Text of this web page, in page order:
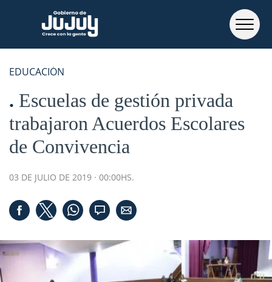
EDUCACIÓN
Escuelas de gestión privada
trabajaron Acuerdos Escolares
de Convivencia
03 DE JULIO DE 2019 · 00:00HS.